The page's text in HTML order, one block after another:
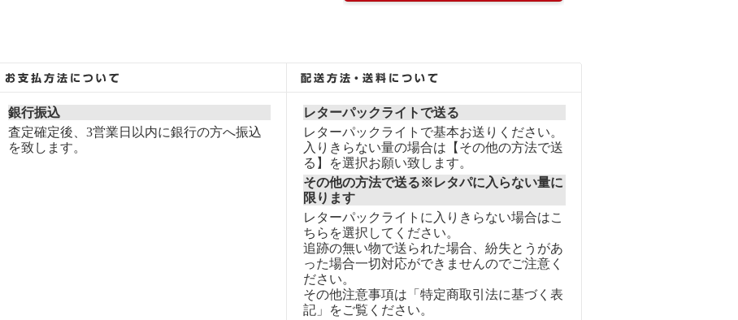
銀行振込
査定確定後、3営業日以内に銀行の方へ振込
を致します。
レターパックライトで送る
レターパックライトで基本お送りください。
入りきらない量の場合は【その他の方法で送
る】を選択お願い致します。
その他の方法で送る※レタパに入らない量に
限ります
レターパックライトに入りきらない場合はこ
ちらを選択してください。
追跡の無い物で送られた場合、紛失とうがあ
った場合一切対応ができませんのでご注意く
ださい。
その他注意事項は「特定商取引法に基づく表
記」をご覧ください。